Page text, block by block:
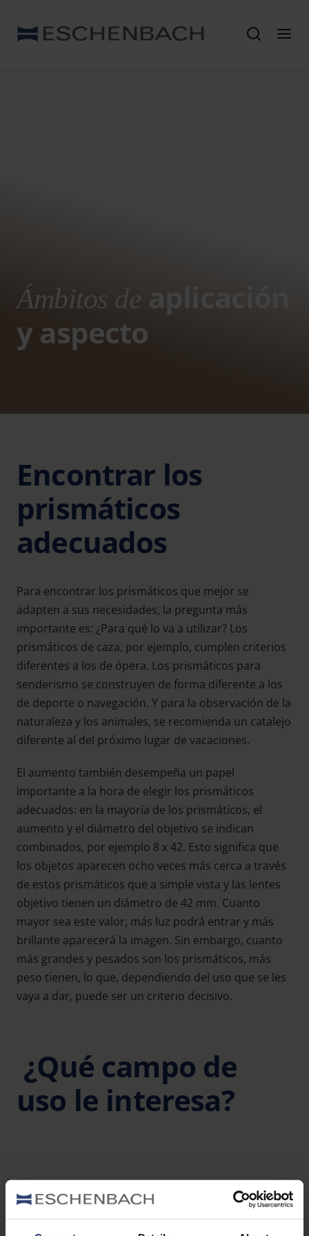
Ámbitos de aplicación
y aspecto
Encontrar los
prismáticos
adecuados
Para encontrar los prismáticos que mejor se
adapten a sus necesidades, la pregunta más
importante es: ¿Para qué lo va a utilizar? Los
prismáticos de caza, por ejemplo, cumplen criterios
diferentes a los de ópera. Los prismáticos para
senderismo se construyen de forma diferente a los
de deporte o navegación. Y para la observación de la
naturaleza y los animales, se recomienda un catalejo
diferente al del próximo lugar de vacaciones.
El aumento también desempeña un papel
importante a la hora de elegir los prismáticos
adecuados: en la mayoría de los prismáticos, el
aumento y el diámetro del objetivo se indican
combinados, por ejemplo 8 x 42. Esto significa que
los objetos aparecen ocho veces más cerca a través
de estos prismáticos que a simple vista y las lentes
objetivo tienen un diámetro de 42 mm. Cuanto
mayor sea este valor, más luz podrá entrar y más
brillante aparecerá la imagen. Sin embargo, cuanto
más grandes y pesados son los prismáticos, más
peso tienen, lo que, dependiendo del uso que se les
vaya a dar, puede ser un criterio decisivo.
¿Qué campo de
uso le interesa?
Caza y safari
Los cazadores y los aficionados a los safaris tienen